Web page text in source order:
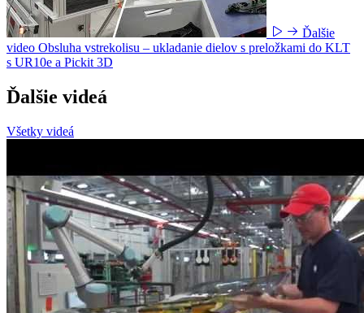
Ďalšie
video Obsluha vstrekolisu – ukladanie dielov s preložkami do KLT
s UR10e a Pickit 3D
Ďalšie videá
Všetky videá